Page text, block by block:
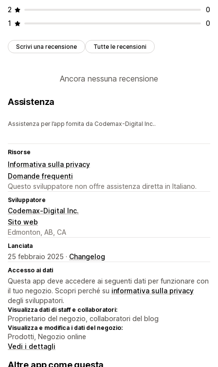
2
0
1
0
Scrivi una recensione Tutte le recensioni
Ancora nessuna recensione
Assistenza
Assistenza per l’app fornita da Codemax-Digital Inc..
Risorse
Informativa sulla privacy
Domande frequenti
Questo sviluppatore non offre assistenza diretta in Italiano.
Sviluppatore
Codemax-Digital Inc.
Sito web
Edmonton, AB, CA
Lanciata
25 febbraio 2025 · Changelog
Accesso ai dati
Questa app deve accedere ai seguenti dati per funzionare con
il tuo negozio. Scopri perché su informativa sulla privacy
degli sviluppatori.
Visualizza dati di staff e collaboratori:
Proprietario del negozio, collaboratori del blog
Visualizza e modifica i dati del negozio:
Prodotti, Negozio online
Vedi i dettagli